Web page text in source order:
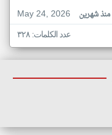
May 24, 2026
منذ شهرين
عدد الكلمات: ٣٢٨